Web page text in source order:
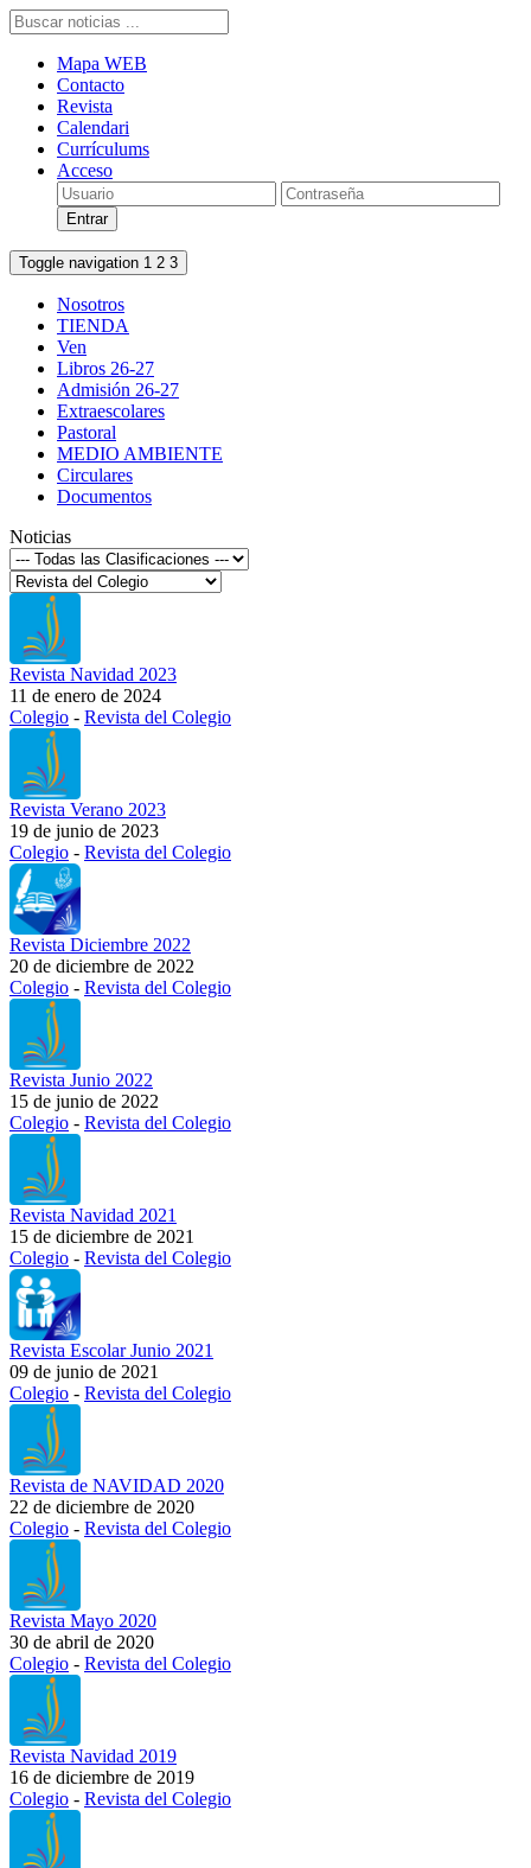
Mapa WEB
Contacto
Revista
Calendari
Currículums
Acceso
Toggle navigation 1 2 3
Nosotros
TIENDA
Ven
Libros 26-27
Admisión 26-27
Extraescolares
Pastoral
MEDIO AMBIENTE
Circulares
Documentos
Noticias
Revista Navidad 2023
11 de enero de 2024
Colegio - Revista del Colegio
Revista Verano 2023
19 de junio de 2023
Colegio - Revista del Colegio
Revista Diciembre 2022
20 de diciembre de 2022
Colegio - Revista del Colegio
Revista Junio 2022
15 de junio de 2022
Colegio - Revista del Colegio
Revista Navidad 2021
15 de diciembre de 2021
Colegio - Revista del Colegio
Revista Escolar Junio 2021
09 de junio de 2021
Colegio - Revista del Colegio
Revista de NAVIDAD 2020
22 de diciembre de 2020
Colegio - Revista del Colegio
Revista Mayo 2020
30 de abril de 2020
Colegio - Revista del Colegio
Revista Navidad 2019
16 de diciembre de 2019
Colegio - Revista del Colegio